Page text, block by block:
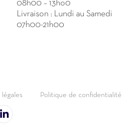
08h00 – 13ho0
Livraison : Lundi au Samedi
07h00-21h00
Politique de confidentialité